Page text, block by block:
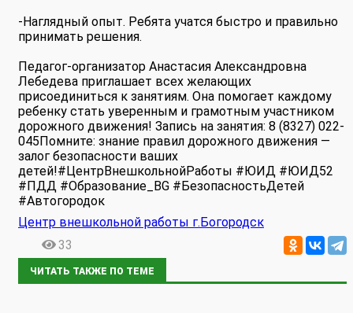
-Наглядный опыт. Ребята учатся быстро и правильно
принимать решения.
Педагог-организатор Анастасия Александровна
Лебедева приглашает всех желающих
присоединиться к занятиям. Она помогает каждому
ребенку стать уверенным и грамотным участником
дорожного движения! Запись на занятия: 8 (8327) 022-
045Помните: знание правил дорожного движения —
залог безопасности ваших
детей!#ЦентрВнешкольнойРаботы #ЮИД #ЮИД52
#ПДД #Образование_BG #БезопасностьДетей
#Автогородок
Центр внешкольной работы г.Богородск
33
ЧИТАТЬ ТАКЖЕ ПО ТЕМЕ